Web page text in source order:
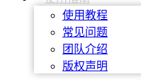
使用教程
常见问题
团队介绍
版权声明